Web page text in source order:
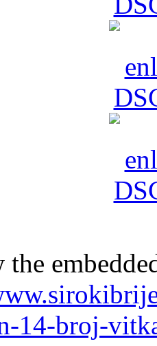
the
14-broj-